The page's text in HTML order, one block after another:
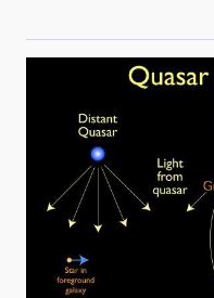
la
navegación